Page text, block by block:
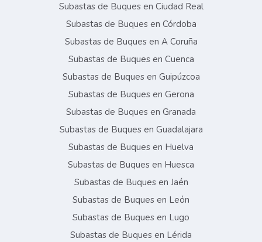
Subastas de Buques en Ciudad Real
Subastas de Buques en Córdoba
Subastas de Buques en A Coruña
Subastas de Buques en Cuenca
Subastas de Buques en Guipúzcoa
Subastas de Buques en Gerona
Subastas de Buques en Granada
Subastas de Buques en Guadalajara
Subastas de Buques en Huelva
Subastas de Buques en Huesca
Subastas de Buques en Jaén
Subastas de Buques en León
Subastas de Buques en Lugo
Subastas de Buques en Lérida